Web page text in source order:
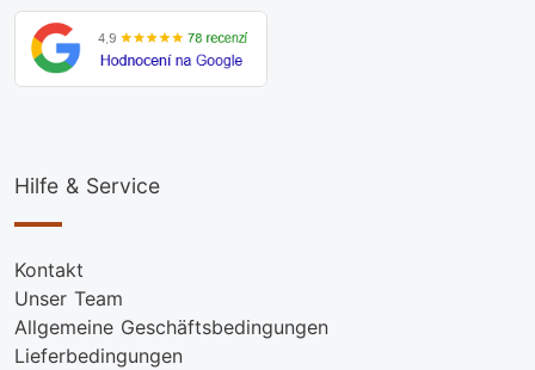
Hilfe & Service
Kontakt
Unser Team
Allgemeine Geschäftsbedingungen
Lieferbedingungen